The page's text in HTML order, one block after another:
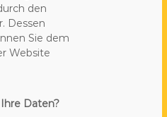
den
Dessen
Sie dem
Website
Daten?